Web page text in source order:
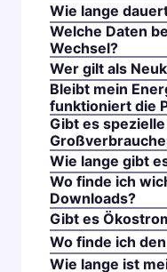
Wie lange
Welche Daten
Wechsel?
Wer gilt als
Bleibt mein
funktioniert die
Gibt es
Wie lange gibt
Wo finde ich
Downloads?
Gibt es
Wo finde ich
Wie lange ist